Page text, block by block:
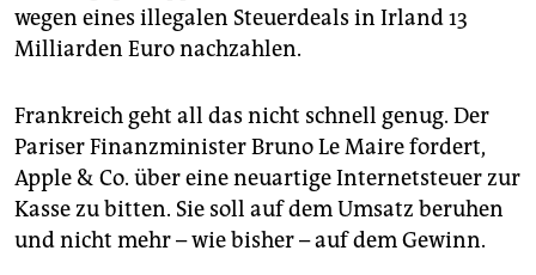
wegen eines illegalen Steuerdeals in Irland 13
Milliarden Euro nachzahlen.
Frankreich geht all das nicht schnell genug. Der
Pariser Finanzminister Bruno Le Maire fordert,
Apple & Co. über eine neuartige Internetsteuer zur
Kasse zu bitten. Sie soll auf dem Umsatz beruhen
und nicht mehr – wie bisher – auf dem Gewinn.